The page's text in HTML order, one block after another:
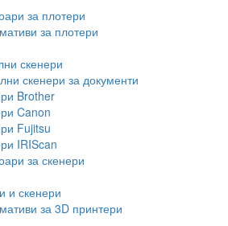
за плотери
за плотери
скенери
скенери за документи
Brother
Canon
Fujitsu
IRIScan
за скенери
и скенери
за 3D принтери